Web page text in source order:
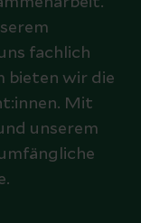
fachlich
bieten wir die
Mit
unserem